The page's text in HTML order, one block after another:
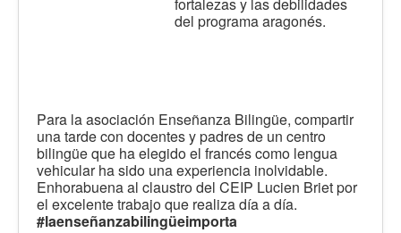
fortalezas y las debilidades
del programa aragonés.
Para la asociación Enseñanza Bilingüe, compartir
una tarde con docentes y padres de un centro
bilingüe que ha elegido el francés como lengua
vehicular ha sido una experiencia inolvidable.
Enhorabuena al claustro del CEIP Lucien Briet por
el excelente trabajo que realiza día a día.
#laenseñanzabilingüeimporta